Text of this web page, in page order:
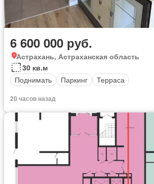
6 600 000 руб.
Астрахань, Астраханская область
30 кв.м
Поднимать
Паркинг Терраса
20 часов назад